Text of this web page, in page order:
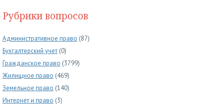
Рубрики вопросов
Административное право (87)
Бухгалтерский учет (0)
Гражданское право (3799)
Жилищное право (469)
Земельное право (140)
Интернет и право (3)